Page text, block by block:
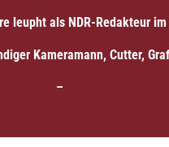
leupht als NDR-Redakteur
Kameramann, Cutter,
–